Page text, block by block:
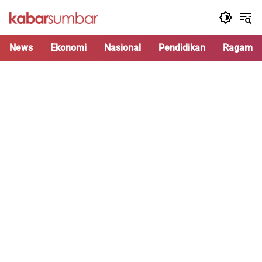
News Ekonomi Nasional Pendidikan Ragam